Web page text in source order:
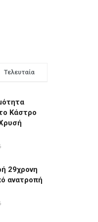
Τελευταία
Κάστρο
29χρονη
ανατροπή